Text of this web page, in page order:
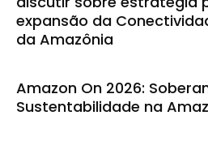
expansão da
da Amazônia
Amazon On 2026:
Sustentabilidade na